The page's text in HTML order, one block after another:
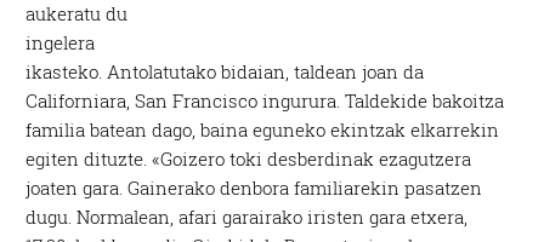
aukeratu du
ingelera
ikasteko. Antolatutako bidaian, taldean joan da
Californiara, San Francisco ingurura. Taldekide bakoitza
familia batean dago, baina eguneko ekintzak elkarrekin
egiten dituzte. «Goizero toki desberdinak ezagutzera
joaten gara. Gainerako denbora familiarekin pasatzen
dugu. Normalean, afari garairako iristen gara etxera,